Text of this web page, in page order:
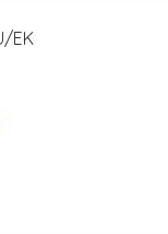
EK